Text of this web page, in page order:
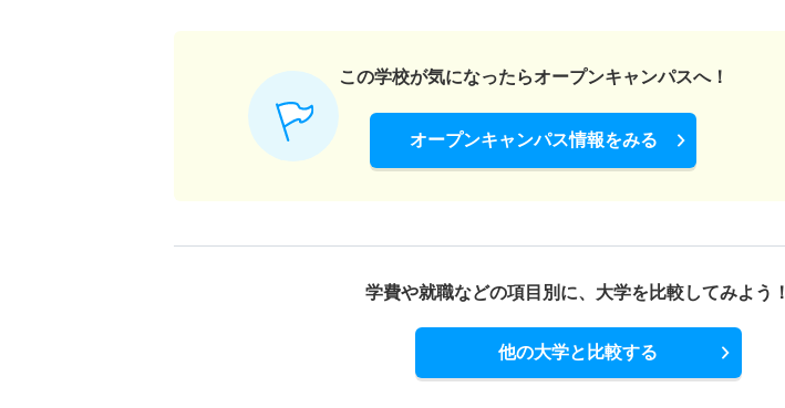
この学校が気になったらオープンキャンパスへ！
オープンキャンパス情報をみる
学費や就職などの項目別に、 大学を比較してみよう！
他の大学と比較する